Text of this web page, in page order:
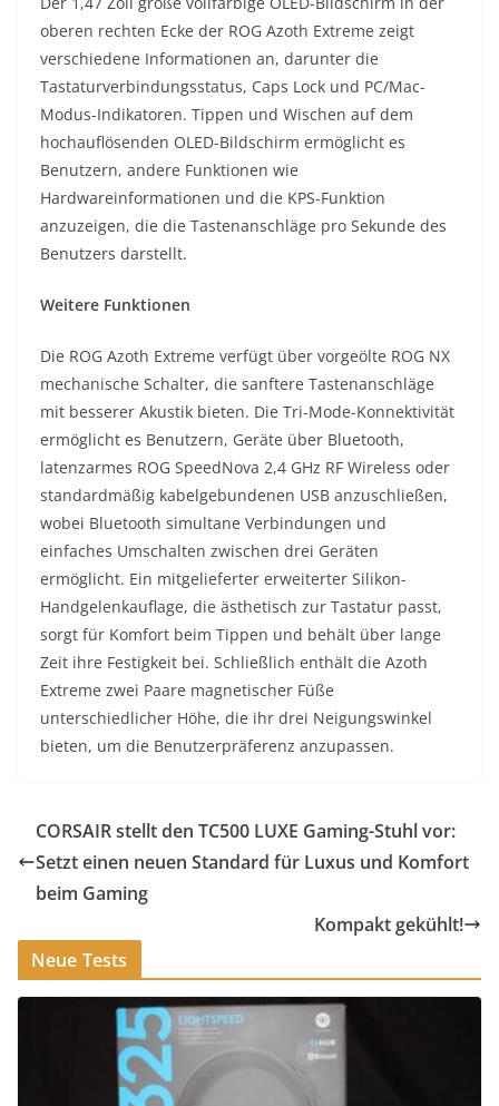
oberen rechten Ecke der ROG Azoth Extreme zeigt
verschiedene Informationen an, darunter die
Tastaturverbindungsstatus, Caps Lock und PC/Mac-
Modus-Indikatoren. Tippen und Wischen auf dem
hochauflösenden OLED-Bildschirm ermöglicht es
Benutzern, andere Funktionen wie
Hardwareinformationen und die KPS-Funktion
anzuzeigen, die die Tastenanschläge pro Sekunde des
Benutzers darstellt.
Weitere Funktionen
Die ROG Azoth Extreme verfügt über vorgeölte ROG NX
mechanische Schalter, die sanftere Tastenanschläge
mit besserer Akustik bieten. Die Tri-Mode-Konnektivität
ermöglicht es Benutzern, Geräte über Bluetooth,
latenzarmes ROG SpeedNova 2,4 GHz RF Wireless oder
standardmäßig kabelgebundenen USB anzuschließen,
wobei Bluetooth simultane Verbindungen und
einfaches Umschalten zwischen drei Geräten
ermöglicht. Ein mitgelieferter erweiterter Silikon-
Handgelenkauflage, die ästhetisch zur Tastatur passt,
sorgt für Komfort beim Tippen und behält über lange
Zeit ihre Festigkeit bei. Schließlich enthält die Azoth
Extreme zwei Paare magnetischer Füße
unterschiedlicher Höhe, die ihr drei Neigungswinkel
bieten, um die Benutzerpräferenz anzupassen.
CORSAIR stellt den TC500 LUXE Gaming-Stuhl vor:
Setzt einen neuen Standard für Luxus und Komfort
beim Gaming
Kompakt gekühlt!
Neue Tests